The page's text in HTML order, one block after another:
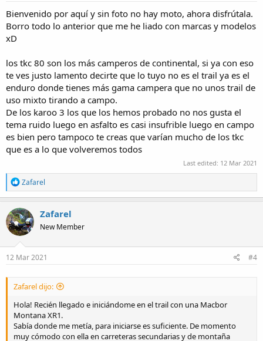
Bienvenido por aquí y sin foto no hay moto, ahora disfrútala.
Borro todo lo anterior que me he liado con marcas y modelos
xD
los tkc 80 son los más camperos de continental, si ya con eso
te ves justo lamento decirte que lo tuyo no es el trail ya es el
enduro donde tienes más gama campera que no unos trail de
uso mixto tirando a campo.
De los karoo 3 los que los hemos probado no nos gusta el
tema ruido luego en asfalto es casi insufrible luego en campo
es bien pero tampoco te creas que varían mucho de los tkc
que es a lo que volveremos todos
Last edited: 12 Mar 2021
R
e
a
c
t
i
o
n
s
Zafarel
Zafarel
New Member
12 Mar 2021 #4
Zafarel dijo:
Hola! Recién llegado e iniciándome en el trail con una Macbor
Montana XR1.
Sabía donde me metía, para iniciarse es suficiente. De momento
muy cómodo con ella en carreteras secundarias y de montaña